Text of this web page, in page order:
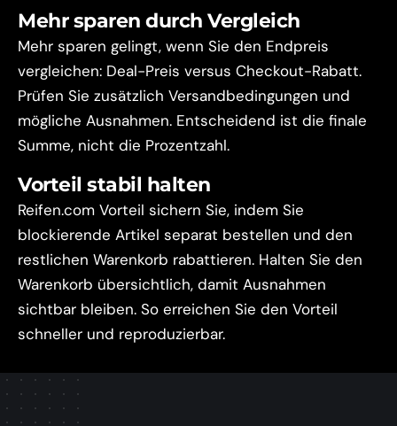
Mehr sparen durch Vergleich
Mehr sparen gelingt, wenn Sie den Endpreis
vergleichen: Deal-Preis versus Checkout-Rabatt.
Prüfen Sie zusätzlich Versandbedingungen und
mögliche Ausnahmen. Entscheidend ist die finale
Summe, nicht die Prozentzahl.
Vorteil stabil halten
Reifen.com Vorteil sichern Sie, indem Sie
blockierende Artikel separat bestellen und den
restlichen Warenkorb rabattieren. Halten Sie den
Warenkorb übersichtlich, damit Ausnahmen
sichtbar bleiben. So erreichen Sie den Vorteil
schneller und reproduzierbar.